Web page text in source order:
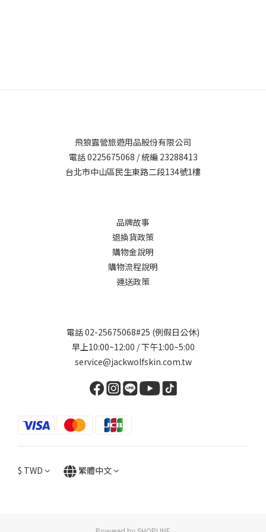
飛狼露營旅遊用品股份有限公司
電話 0225675068 / 統編 23288413
台北市中山區民生東路二段134號1樓
品牌故事
退換貨政策
購物金說明
購物流程說明
運送政策
電話 02-25675068#25 (例假日公休)
早上10:00~12:00 / 下午1:00~5:00
service@jackwolfskin.com.tw
$ TWD 繁體中文